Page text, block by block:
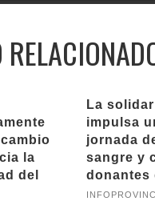
la
del
La
impulsa
jornada
sangre y
donantes